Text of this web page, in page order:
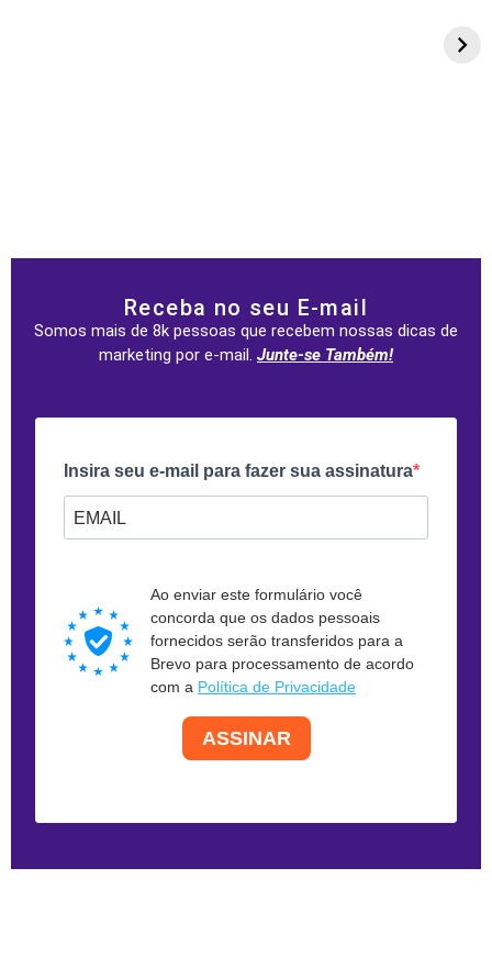
Receba no seu E-mail
Somos mais de 8k pessoas que recebem nossas dicas de
marketing por e-mail. Junte-se Também!
Insira seu e-mail para fazer sua assinatura
Ao enviar este formulário você
concorda que os dados pessoais
fornecidos serão transferidos para a
Brevo para processamento de acordo
com a Política de Privacidade
ASSINAR